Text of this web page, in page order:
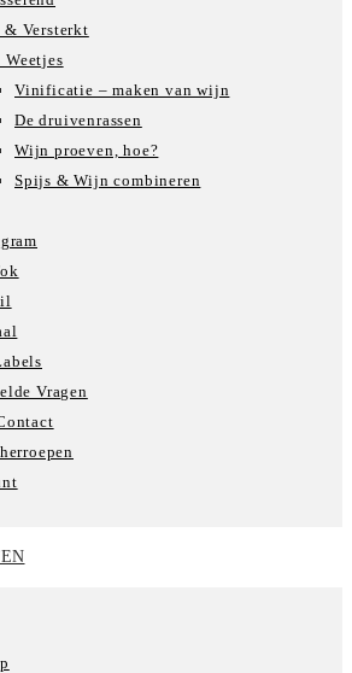
& Versterkt
Vinificatie – maken van wijn
De druivenrassen
Wijn proeven, hoe?
Spijs & Wijn combineren
Vragen